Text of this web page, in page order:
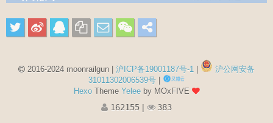
2016-2024 moonrailgun | 沪ICP备19001187号-1
沪公网安备
31011302006539号
HexoTheme Yeleeby MOxFIVE
162155 | 383